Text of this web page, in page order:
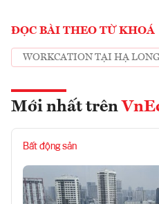
ĐỌC BÀI THEO TỪ KHOÁ
WORKCATION TẠI HẠ LONG
Mới nhất trên
Bất động sản